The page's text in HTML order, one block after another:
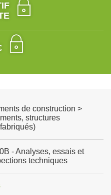
de construction >
structures
- Analyses, essais et
techniques